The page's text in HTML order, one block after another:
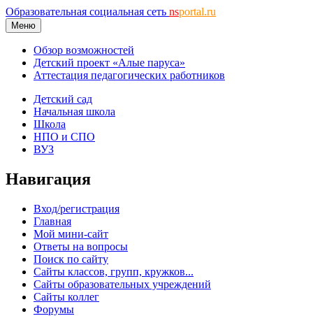
Образовательная социальная сеть nsportal.ru
Меню
Обзор возможностей
Детский проект «Алые паруса»
Аттестация педагогических работников
Детский сад
Начальная школа
Школа
НПО и СПО
ВУЗ
Навигация
Вход/регистрация
Главная
Мой мини-сайт
Ответы на вопросы
Поиск по сайту
Сайты классов, групп, кружков...
Сайты образовательных учреждений
Сайты коллег
Форумы